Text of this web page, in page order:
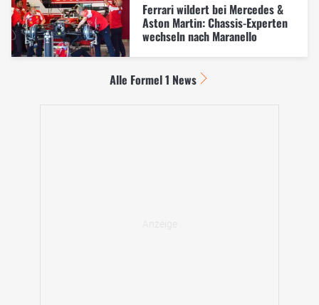
Ferrari wildert bei Mercedes &
Aston Martin: Chassis-Experten
wechseln nach Maranello
Alle Formel 1 News